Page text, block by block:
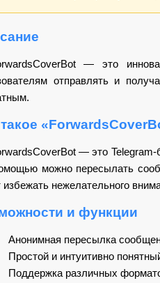
— это
отправлять и
— это
можно пересылать
избежать нежелательного
и функции
Анонимная пересылка
Простой и интуитивно
Поддержка различных